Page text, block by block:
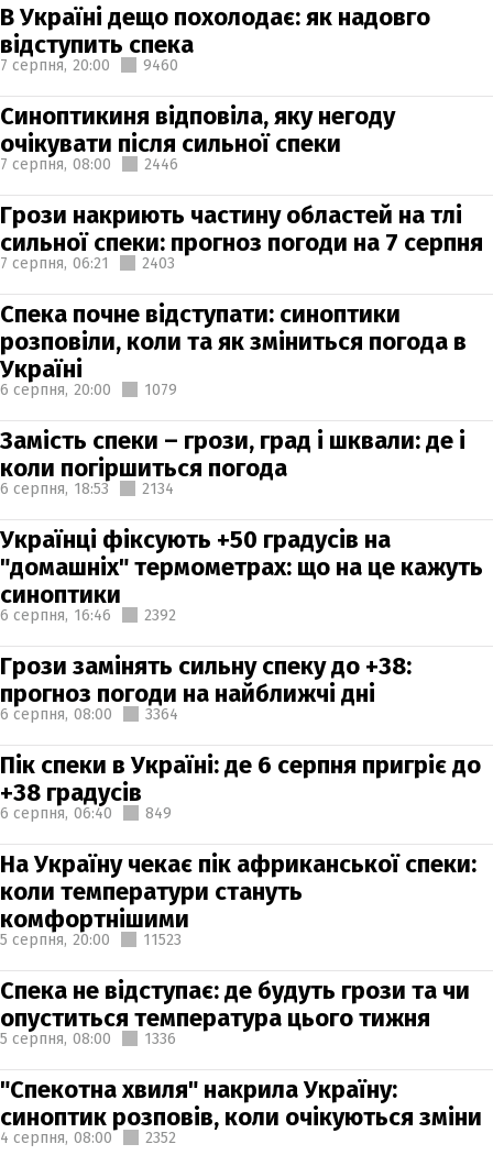
В Україні дещо похолодає: як надовго
відступить спека
7 серпня, 20:00 9460
Синоптикиня відповіла, яку негоду
очікувати після сильної спеки
7 серпня, 08:00 2446
Грози накриють частину областей на тлі
сильної спеки: прогноз погоди на 7 серпня
7 серпня, 06:21 2403
Спека почне відступати: синоптики
розповіли, коли та як зміниться погода в
Україні
6 серпня, 20:00 1079
Замість спеки – грози, град і шквали: де і
коли погіршиться погода
6 серпня, 18:53 2134
Українці фіксують +50 градусів на
"домашніх" термометрах: що на це кажуть
синоптики
6 серпня, 16:46 2392
Грози замінять сильну спеку до +38:
прогноз погоди на найближчі дні
6 серпня, 08:00 3364
Пік спеки в Україні: де 6 серпня пригріє до
+38 градусів
6 серпня, 06:40 849
На Україну чекає пік африканської спеки:
коли температури стануть
комфортнішими
5 серпня, 20:00 11523
Спека не відступає: де будуть грози та чи
опуститься температура цього тижня
5 серпня, 08:00 1336
"Спекотна хвиля" накрила Україну:
синоптик розповів, коли очікуються зміни
4 серпня, 08:00 2352